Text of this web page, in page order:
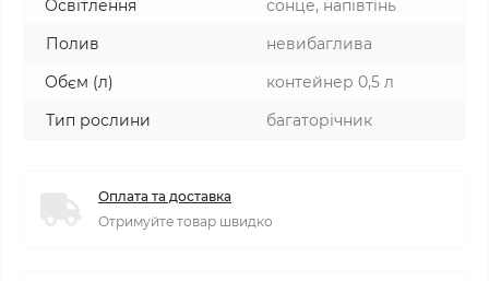
Освітлення
сонце, напівтінь
Полив
невибаглива
Обєм (л)
контейнер 0,5 л
Тип рослини
багаторічник
Оплата та доставка
Отримуйте товар швидко